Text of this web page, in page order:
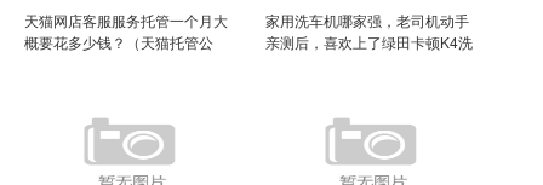
天猫网店客服服务托管一个月大
概要花多少钱？（天猫托管公
家用洗车机哪家强，老司机动手
亲测后，喜欢上了绿田卡顿K4洗